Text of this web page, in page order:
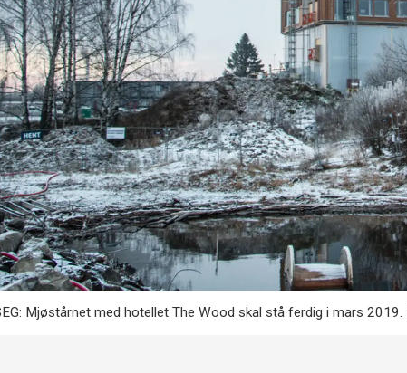
Mjøstårnet med hotellet The Wood skal stå ferdig i mars